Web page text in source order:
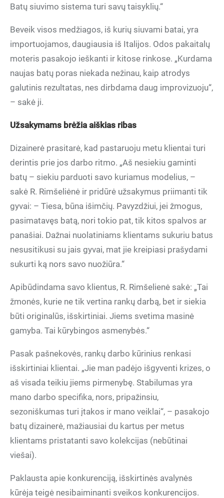
Batų siuvimo sistema turi savų taisyklių.“
Beveik visos medžiagos, iš kurių siuvami batai, yra
importuojamos, daugiausia iš Italijos. Odos pakaitalų
moteris pasakojo ieškanti ir kitose rinkose. „Kurdama
naujas batų poras niekada nežinau, kaip atrodys
galutinis rezultatas, nes dirbdama daug improvizuoju“,
– sakė ji.
Užsakymams brėžia aiškias ribas
Dizainerė prasitarė, kad pastaruoju metu klientai turi
derintis prie jos darbo ritmo. „Aš nesiekiu gaminti
batų – siekiu parduoti savo kuriamus modelius, –
sakė R. Rimšeliėnė ir pridūrė užsakymus priimanti tik
gyvai: – Tiesa, būna išimčių. Pavyzdžiui, jei žmogus,
pasimatavęs batą, nori tokio pat, tik kitos spalvos ar
panašiai. Dažnai nuolatiniams klientams sukuriu batus
nesusitikusi su jais gyvai, mat jie kreipiasi prašydami
sukurti ką nors savo nuožiūra.“
Apibūdindama savo klientus, R. Rimšelienė sakė: „Tai
žmonės, kurie ne tik vertina rankų darbą, bet ir siekia
būti originalūs, išskirtiniai. Jiems svetima masinė
gamyba. Tai kūrybingos asmenybės.“
Pasak pašnekovės, rankų darbo kūrinius renkasi
išskirtiniai klientai. „Jie man padėjo išgyventi krizes, o
aš visada teikiu jiems pirmenybę. Stabilumas yra
mano darbo specifika, nors, pripažinsiu,
sezoniškumas turi įtakos ir mano veiklai“, – pasakojo
batų dizainerė, mažiausiai du kartus per metus
klientams pristatanti savo kolekcijas (nebūtinai
viešai).
Paklausta apie konkurenciją, išskirtinės avalynės
kūrėja teigė nesibaiminanti sveikos konkurencijos.